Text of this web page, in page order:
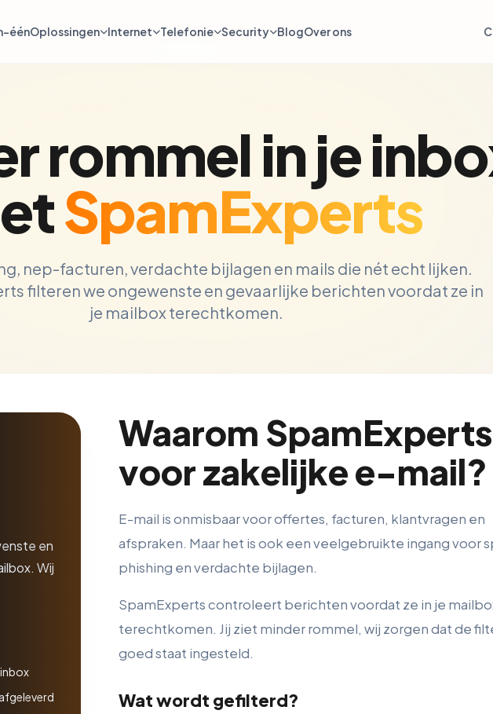
éénOplossingen Internet Telefonie Security BlogOver ons
rommel in je
SpamExperts
nep-facturen, verdachte bijlagen en mails die nét echt lijken.
filteren we ongewenste en gevaarlijke berichten voordat ze in
je mailbox terechtkomen.
en
Wij
inbox
Waarom SpamExperts
voor zakelijke e-mail?
E-mail is onmisbaar voor offertes, facturen, klantvragen en
afspraken. Maar het is ook een veelgebruikte ingang voor
phishing en verdachte bijlagen.
SpamExperts controleert berichten voordat ze in je
terechtkomen. Jij ziet minder rommel, wij zorgen dat de
goed staat ingesteld.
Wat wordt gefilterd?